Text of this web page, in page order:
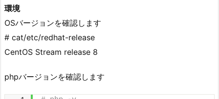
環境
OSバージョンを確認します
# cat/etc/redhat-release
CentOS Stream release 8
phpバージョンを確認します